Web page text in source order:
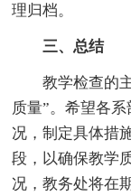
理归档。
三、总结
教学检查的主
质量”。希望各
况，制定具体措
段，以确保教学
况，教务处将在